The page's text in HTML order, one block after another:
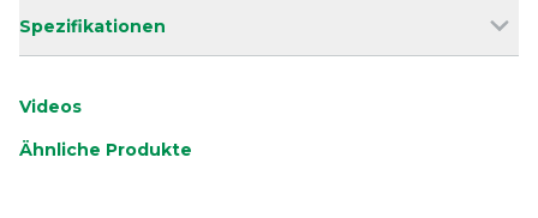
Spezifikationen
Videos
Ähnliche Produkte